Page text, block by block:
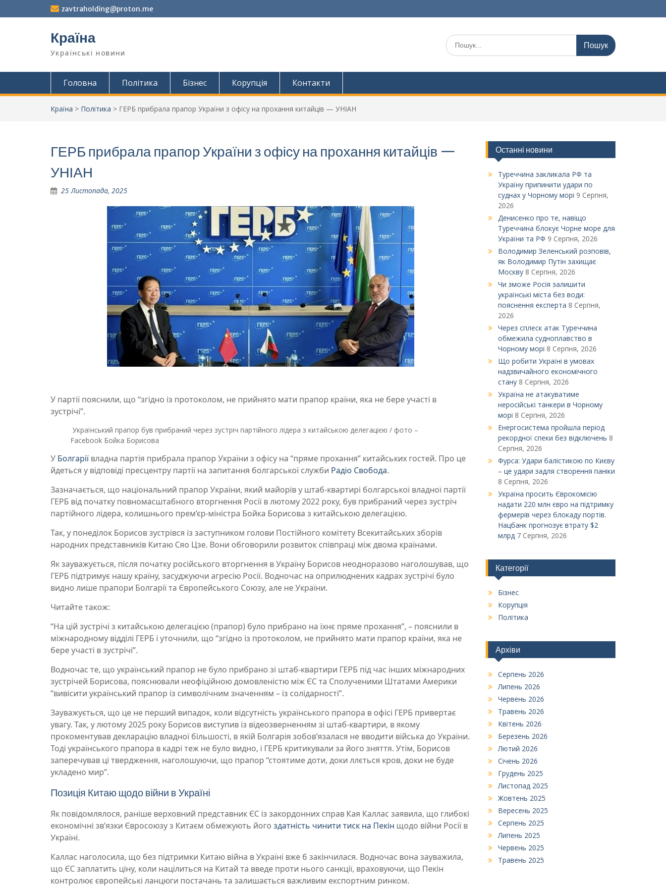
до
zavtraholding@proton.me
Країна
Українські новини
Шукати:
Головна Політика Бізнес Корупція Контакти
Країна > Політика > ГЕРБ прибрала прапор України з офісу на прохання китайців — УНІАН
ГЕРБ прибрала прапор України з офісу на прохання китайців —
УНІАН
25 Листопада, 2025
У партії пояснили, що “згідно із протоколом, не прийнято мати прапор країни, яка не бере участі в
зустрічі”.
Український прапор був прибраний через зустріч партійного лідера з китайською делегацією / фото –
Facebook Бойка Борисова
У Болгаріївладна партія прибрала прапор України з офісу на “пряме прохання” китайських гостей. Про це
йдеться у відповіді пресцентру партії на запитання болгарської служби Радіо Свобода.
Зазначається, що національний прапор України, який майорів у штаб-квартирі болгарської владної партії
ГЕРБ від початку повномасштабного вторгнення Росії в лютому 2022 року, був прибраний через зустріч
партійного лідера, колишнього прем’єр-міністра Бойка Борисова з китайською делегацією.
Так, у понеділок Борисов зустрівся із заступником голови Постійного комітету Всекитайських зборів
народних представників Китаю Сяо Цзе. Вони обговорили розвиток співпраці між двома країнами.
Як зауважується, після початку російського вторгнення в Україну Борисов неодноразово наголошував, що
ГЕРБ підтримує нашу країну, засуджуючи агресію Росії. Водночас на оприлюднених кадрах зустрічі було
видно лише прапори Болгарії та Європейського Союзу, але не України.
Читайте також:
“На цій зустрічі з китайською делегацією (прапор) було прибрано на їхнє пряме прохання”, – пояснили в
міжнародному відділі ГЕРБ і уточнили, що “згідно із протоколом, не прийнято мати прапор країни, яка не
бере участі в зустрічі”.
Водночас те, що український прапор не було прибрано зі штаб-квартири ГЕРБ під час інших міжнародних
зустрічей Борисова, пояснювали неофіційною домовленістю між ЄС та Сполученими Штатами Америки
“вивісити український прапор із символічним значенням – із солідарності”.
Зауважується, що це не перший випадок, коли відсутність українського прапора в офісі ГЕРБ привертає
увагу. Так, у лютому 2025 року Борисов виступив із відеозверненням зі штаб-квартири, в якому
прокоментував декларацію владної більшості, в якій Болгарія зобов’язалася не вводити війська до України.
Тоді українського прапора в кадрі теж не було видно, і ГЕРБ критикували за його зняття. Утім, Борисов
заперечував ці твердження, наголошуючи, що прапор “стоятиме доти, доки ллється кров, доки не буде
укладено мир”.
Позиція Китаю щодо війни в Україні
Як повідомлялося, раніше верховний представник ЄС із закордонних справ Кая Каллас заявила, що глибокі
економічні звʼязки Євросоюзу з Китаєм обмежують його здатність чинити тиск на Пекін щодо війни Росії в
Україні.
Каллас наголосила, що без підтримки Китаю війна в Україні вже б закінчилася. Водночас вона зауважила,
що ЄС заплатить ціну, коли націлиться на Китай та введе проти нього санкції, враховуючи, що Пекін
контролює європейські ланцюги постачань та залишається важливим експортним ринком.
Останні новини
Туреччина закликала РФ та
Україну припинити удари по
суднах у Чорному морі 9 Серпня,
2026
Денисенко про те, навіщо
Туреччина блокує Чорне море для
України та РФ 9 Серпня, 2026
Володимир Зеленський розповів,
як Володимир Путін захищає
Москву 8 Серпня, 2026
Чи зможе Росія залишити
українські міста без води:
пояснення експерта 8 Серпня,
2026
Через сплеск атак Туреччина
обмежила судноплавство в
Чорному морі 8 Серпня, 2026
Що робити Україні в умовах
надзвичайного економічного
стану 8 Серпня, 2026
Україна не атакуватиме
неросійські танкери в Чорному
морі 8 Серпня, 2026
Енергосистема пройшла період
рекордної спеки без відключень 8
Серпня, 2026
Фурса: Удари балістикою по Києву
– це удари задля створення паніки
8 Серпня, 2026
Україна просить Єврокомісію
надати 220 млн євро на підтримку
фермерів через блокаду портів.
Нацбанк прогнозує втрату $2
млрд 7 Серпня, 2026
Категорії
Бізнес
Корупція
Політика
Архіви
Серпень 2026
Липень 2026
Червень 2026
Травень 2026
Квітень 2026
Березень 2026
Лютий 2026
Січень 2026
Грудень 2025
Листопад 2025
Жовтень 2025
Вересень 2025
Серпень 2025
Липень 2025
Червень 2025
Травень 2025